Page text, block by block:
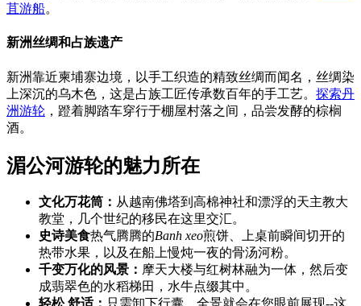
苴游船。
新洲丝绸和占族遗产
新洲靠近柬埔寨边境，以手工织造的精致丝绸而闻名，丝绸染
上深沉的乌木色，这是占族工匠传承数百年的手工艺。 探索丹
洲游轮 ，蹬着脚踏车穿行于棚屋村落之间，品尝发酵的棕榈
酒。
湄公河游轮的魅力所在
文化万花筒： 从越南佛塔到高棉神社和漂浮的天主教大
教堂，几个世纪的移民在这里交汇。
史诗美食热气腾腾的Banh xeo煎饼、上桌前瞬间切开的
热带水果，以及在船上慢炖一夜的骨汤河粉。
千变万化的风景： 摩天大楼与红树林融为一体，然后变
成翡翠色的水稻梯田，水牛点缀其中。